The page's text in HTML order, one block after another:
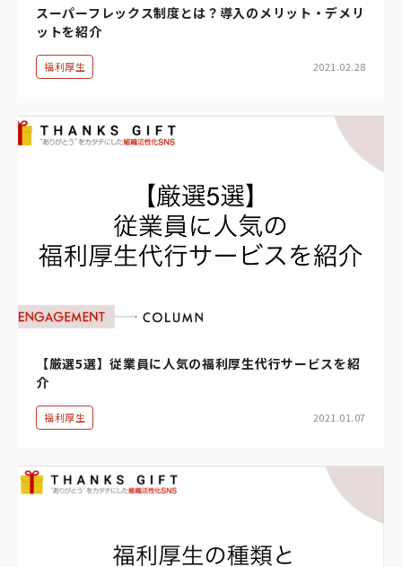
スーパーフレックス制度とは？導入のメリット・デメリ
ットを紹介
福利厚生 2021.02.28
【厳選5選】従業員に人気の福利厚生代行サービスを紹
介
福利厚生 2021.01.07